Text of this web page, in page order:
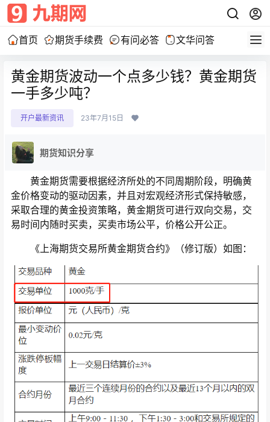
首页 期货手续费 有问必答 文华问答
黄金期货波动一个点多少钱？黄金期货
一手多少吨？
开户最新资讯 23年7月15日
期货知识分享
黄金期货需要根据经济所处的不同周期阶段，明确黄
金价格变动的驱动因素，并且对宏观经济形式保持敏感，
采取合理的黄金投资策略，黄金期货可进行双向交易，交
易时间内随时买卖，买卖市场公平，价格公开公正。
《上海期货交易所黄金期货合约》（修订版）如图：